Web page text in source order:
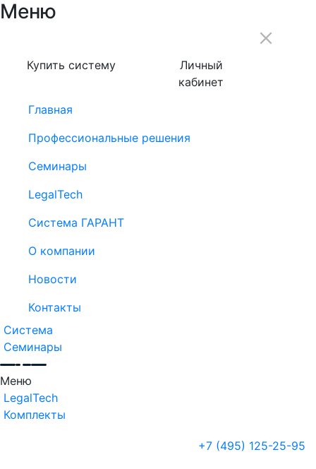
Меню
Купить систему
Личный
кабинет
Главная
Профессиональные решения
Семинары
LegalTech
Система ГАРАНТ
О компании
Новости
Контакты
Система
Семинары
Меню
LegalTech
Комплекты
+7 (495) 125-25-95